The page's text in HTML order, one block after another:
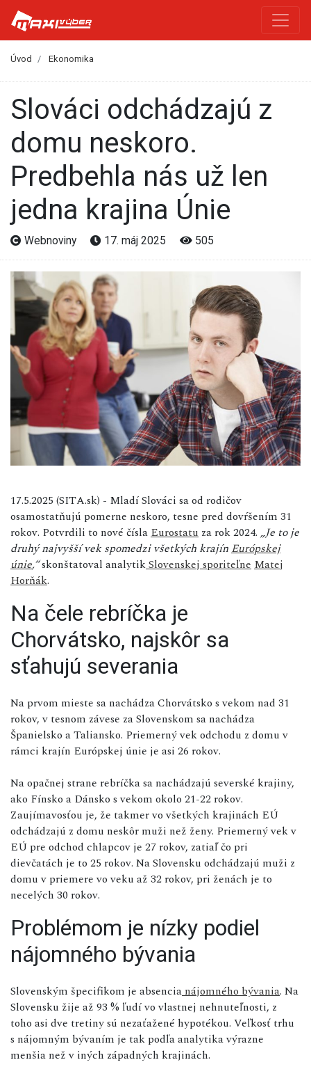
Úvod Ekonomika
Slováci odchádzajú z
domu neskoro.
Predbehla nás už len
jedna krajina Únie
Webnoviny 17. máj 2025 505
17.5.2025 (SITA.sk) - Mladí Slováci sa od rodičov
osamostatňujú pomerne neskoro, tesne pred dovŕšením 31
rokov. Potvrdili to nové čísla Eurostatu za rok 2024. „Je to je
druhý najvyšší vek spomedzi všetkých krajín Európskej
únie,“skonštatoval analytikSlovenskej sporiteľne Matej
Horňák.
Na čele rebríčka je
Chorvátsko, najskôr sa
sťahujú severania
Na prvom mieste sa nachádza Chorvátsko s vekom nad 31
rokov, v tesnom závese za Slovenskom sa nachádza
Španielsko a Taliansko. Priemerný vek odchodu z domu v
rámci krajín Európskej únie je asi 26 rokov.
Na opačnej strane rebríčka sa nachádzajú severské krajiny,
ako Fínsko a Dánsko s vekom okolo 21-22 rokov.
Zaujímavosťou je, že takmer vo všetkých krajinách EÚ
odchádzajú z domu neskôr muži než ženy. Priemerný vek v
EÚ pre odchod chlapcov je 27 rokov, zatiaľ čo pri
dievčatách je to 25 rokov. Na Slovensku odchádzajú muži z
domu v priemere vo veku až 32 rokov, pri ženách je to
necelých 30 rokov.
Problémom je nízky podiel
nájomného bývania
Slovenským špecifikom je absencia nájomného bývania. Na
Slovensku žije až 93 % ľudí vo vlastnej nehnuteľnosti, z
toho asi dve tretiny sú nezaťažené hypotékou. Veľkosť trhu
s nájomným bývaním je tak podľa analytika výrazne
menšia než v iných západných krajinách.